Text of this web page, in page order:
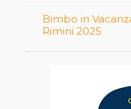
Bimbo in
Rimini 2025